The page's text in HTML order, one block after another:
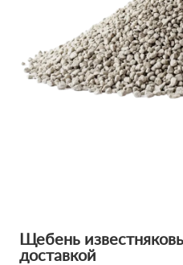
Щебень
доставкой